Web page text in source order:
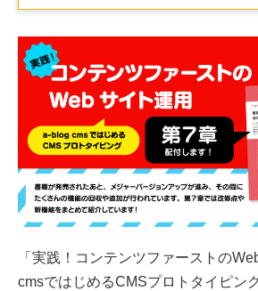
「実践！コンテンツファーストの
cmsではじめるCMSプロトタイピン